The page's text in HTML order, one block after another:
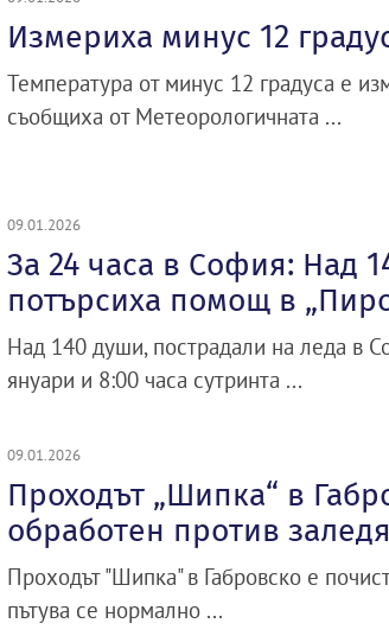
Измериха минус 12
Температура от минус 12 градуса е
съобщиха от Метеорологичната ...
09.01.2026
За 24 часа в София: Над
потърсиха помощ в
Над 140 души, пострадали на леда в
януари и 8:00 часа сутринта ...
09.01.2026
Проходът „Шипка“ в
обработен против
Проходът "Шипка" в Габровско е
пътува се нормално ...